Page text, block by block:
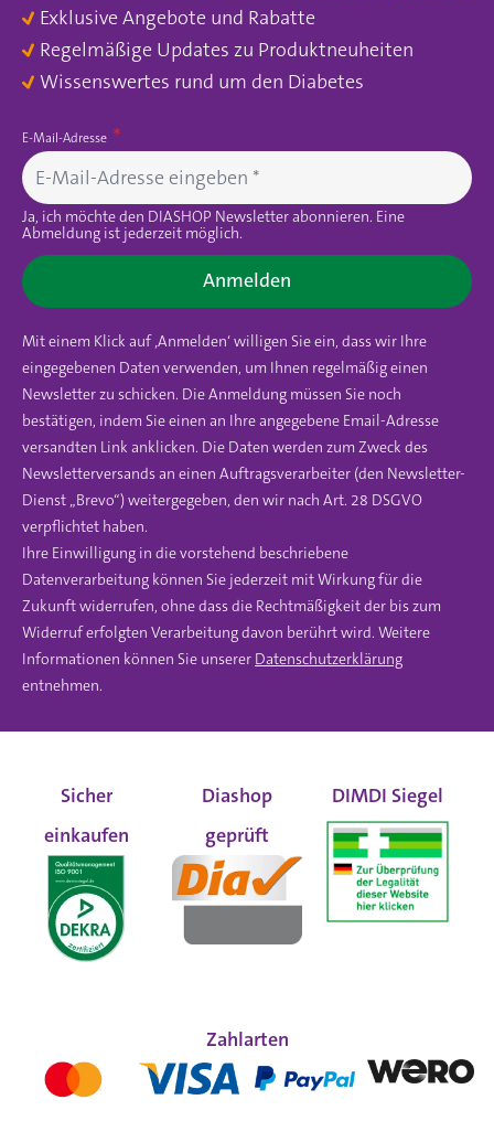
Exklusive Angebote und Rabatte
Regelmäßige Updates zu Produktneuheiten
Wissenswertes rund um den Diabetes
E-Mail-Adresse
Ja, ich möchte den DIASHOP Newsletter abonnieren. Eine
Abmeldung ist jederzeit möglich.
Anmelden
Mit einem Klick auf ‚Anmelden‘ willigen Sie ein, dass wir Ihre
eingegebenen Daten verwenden, um Ihnen regelmäßig einen
Newsletter zu schicken. Die Anmeldung müssen Sie noch
bestätigen, indem Sie einen an Ihre angegebene Email-Adresse
versandten Link anklicken. Die Daten werden zum Zweck des
Newsletterversands an einen Auftragsverarbeiter (den Newsletter-
Dienst „Brevo“) weitergegeben, den wir nach Art. 28 DSGVO
verpflichtet haben.
Ihre Einwilligung in die vorstehend beschriebene
Datenverarbeitung können Sie jederzeit mit Wirkung für die
Zukunft widerrufen, ohne dass die Rechtmäßigkeit der bis zum
Widerruf erfolgten Verarbeitung davon berührt wird. Weitere
Informationen können Sie unserer Datenschutzerklärung
entnehmen.
Sicher
einkaufen
Diashop
geprüft
DIMDI Siegel
Zahlarten